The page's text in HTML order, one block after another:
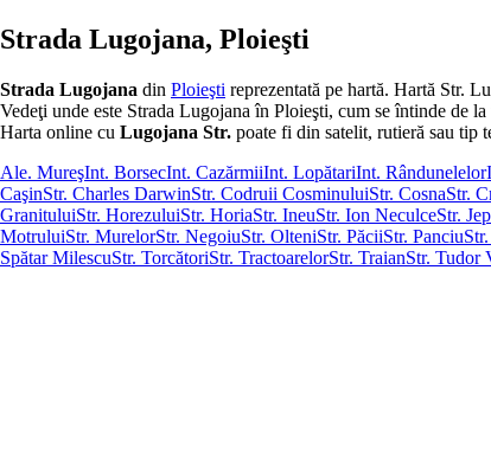
Strada Lugojana, Ploieşti
Strada Lugojana din Ploieşti reprezentată pe hartă. Hartă Str.
Vedeţi unde este Strada Lugojana în Ploieşti, cum se întinde de
Harta online cu Lugojana Str. poate fi din satelit, rutieră sau tip
Ale. MureşInt. BorsecInt. CazărmiiInt. LopătariInt. Rândunelelor
CaşinStr. Charles DarwinStr. Codruii CosminuluiStr. CosnaStr.
GranituluiStr. HorezuluiStr. HoriaStr. IneuStr. Ion NeculceStr.
MotruluiStr. MurelorStr. NegoiuStr. OlteniStr. PăciiStr. Panciu
Spătar MilescuStr. TorcătoriStr. TractoarelorStr. TraianStr. Tudor